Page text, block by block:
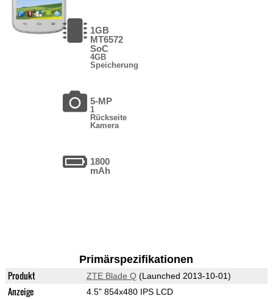
1GB
MT6572
SoC
4GB
Speicherung
5-MP
1
Rückseite
Kamera
1800
mAh
Primärspezifikationen
Produkt ZTE Blade Q(Launched 2013-10-01)
Anzeige 4.5" 854x480 IPS LCD